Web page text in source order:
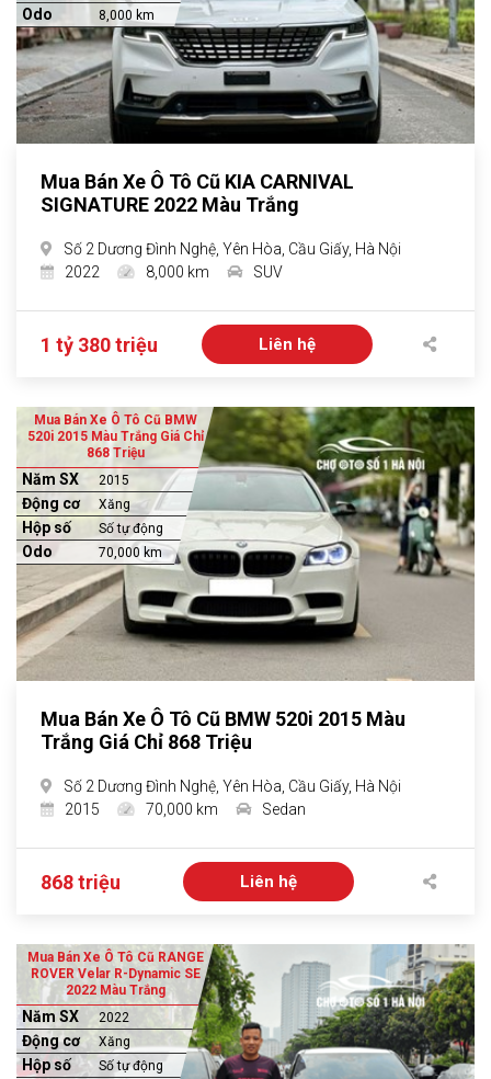
Odo 8,000 km
Mua Bán Xe Ô Tô Cũ KIA CARNIVAL
SIGNATURE 2022 Màu Trắng
Số 2 Dương Đình Nghệ, Yên Hòa, Cầu Giấy, Hà Nội
2022
8,000 km SUV
1 tỷ 380 triệu Liên hệ
Mua Bán Xe Ô Tô Cũ BMW
520i 2015 Màu Trắng Giá Chỉ
868 Triệu
Năm SX 2015
Động cơ Xăng
Hộp số Số tự động
Odo 70,000 km
Mua Bán Xe Ô Tô Cũ BMW 520i 2015 Màu
Trắng Giá Chỉ 868 Triệu
Số 2 Dương Đình Nghệ, Yên Hòa, Cầu Giấy, Hà Nội
2015
70,000 km Sedan
868 triệu Liên hệ
Mua Bán Xe Ô Tô Cũ RANGE
ROVER Velar R-Dynamic SE
2022 Màu Trắng
Năm SX 2022
Động cơ Xăng
Hộp số Số tự động